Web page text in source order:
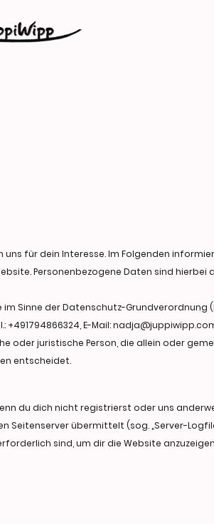
uns für dein Interesse. Im Folgenden
Personenbezogene Daten sind hierbei
Sinne der Datenschutz-Grundverordnung
+491794866324, E-Mail:
oder juristische Person, die allein oder
entscheidet.
du dich nicht registrierst oder uns
übermittelt (sog. „Server-
sind, um dir die Website